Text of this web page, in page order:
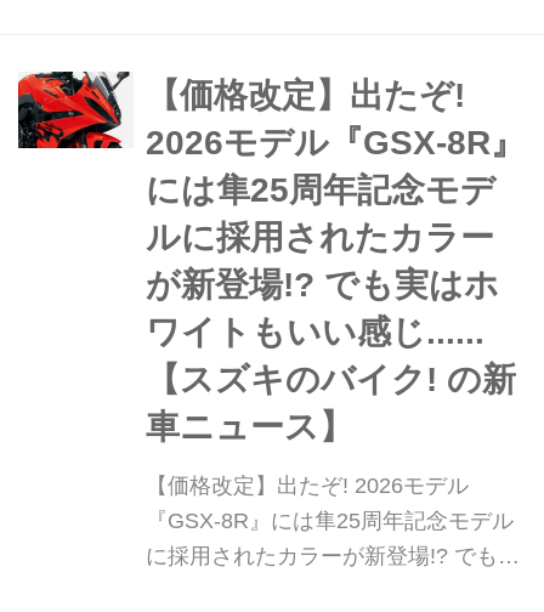
ドライトを採用したフロン...
【価格改定】出たぞ!
2026モデル『GSX-8R』
には隼25周年記念モデ
ルに採用されたカラー
が新登場!? でも実はホ
ワイトもいい感じ......
【スズキのバイク! の新
車ニュース】
【価格改定】出たぞ! 2026モデル
『GSX-8R』には隼25周年記念モデル
に採用されたカラーが新登場!? でも実